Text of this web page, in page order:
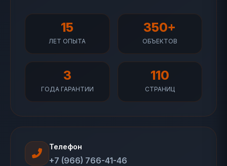
15
ЛЕТ ОПЫТА
350+
ОБЪЕКТОВ
3
ГОДА ГАРАНТИИ
110
СТРАНИЦ
Телефон
+7 (966) 766-41-46